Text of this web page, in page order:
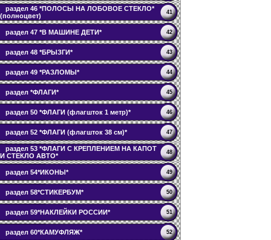
раздел 46 *ПОЛОСЫ НА ЛОБОВОЕ СТЕКЛО*
(полноцвет)
41
раздел 47 *В МАШИНЕ ДЕТИ* 42
раздел 48 *БРЫЗГИ* 43
раздел 49 *РАЗЛОМЫ* 44
раздел *ФЛАГИ* 45
раздел 50 *ФЛАГИ (флагшток 1 метр)* 46
раздел 52 *ФЛАГИ (флагшток 38 см)* 47
раздел 53 *ФЛАГИ С КРЕПЛЕНИЕМ НА КАПОТ
И СТЕКЛО АВТО*
48
раздел 54*ИКОНЫ* 49
раздел 58*СТИКЕРБУМ* 50
раздел 59*НАКЛЕЙКИ РОССИИ* 51
раздел 60*КАМУФЛЯЖ* 52